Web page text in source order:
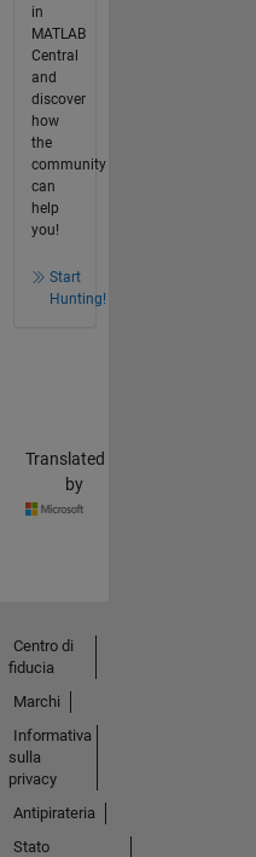
in
MATLAB
Central
and
discover
how
the
community
can
help
you!
Start
Hunting!
Translated
by
Centro di
fiducia
Marchi
Informativa
sulla
privacy
Antipirateria
Stato